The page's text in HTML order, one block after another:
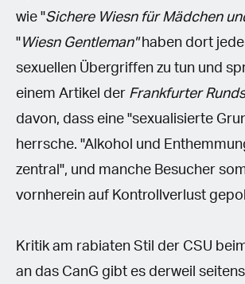
wie "Sichere Wiesn für Mädchen
"Wiesn Gentleman"haben dort
sexuellen Übergriffen zu tun und
einem Artikel der Frankfurter
davon, dass eine "sexualisierte
herrsche. "Alkohol und
zentral", und manche Besucher
vornherein auf Kontrollverlust
Kritik am rabiaten Stil der CSU
an das CanG gibt es derweil